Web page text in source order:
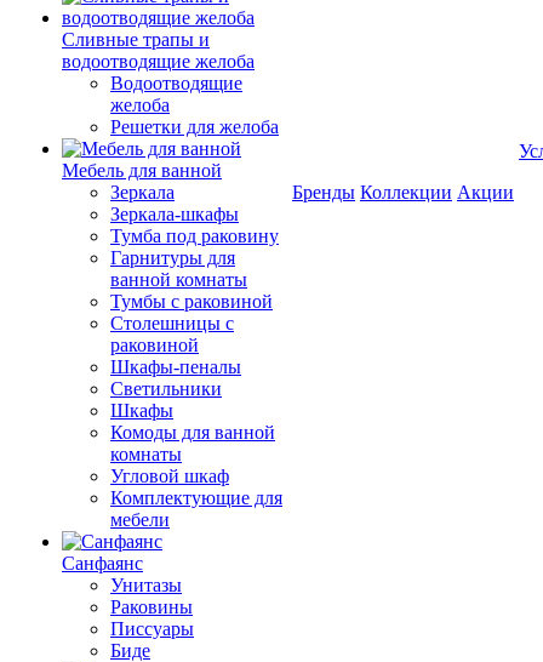
Cливные трапы и
водоотводящие желоба
Водоотводящие
желоба
Решетки для желоба
Мебель для ванной
Зеркала
Зеркала-шкафы
Тумба под раковину
Гарнитуры для
ванной комнаты
Тумбы с раковиной
Столешницы с
раковиной
Шкафы-пеналы
Светильники
Шкафы
Комоды для ванной
комнаты
Угловой шкаф
Комплектующие для
мебели
Санфаянс
Унитазы
Раковины
Писсуары
Биде
Бренды Коллекции Акции